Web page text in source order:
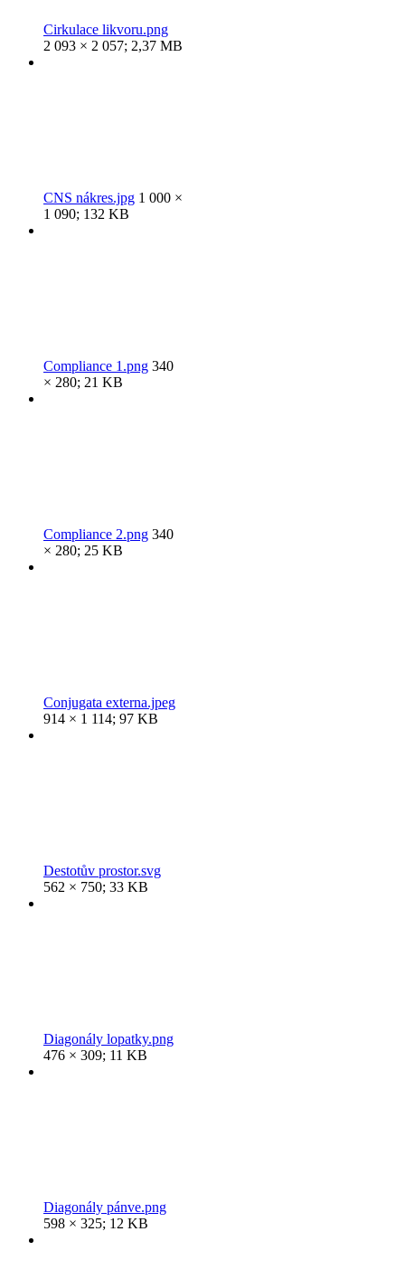
Cirkulace likvoru.png
2 093 × 2 057; 2,37 MB
CNS nákres.jpg 1 000 ×
1 090; 132 KB
Compliance 1.png 340
× 280; 21 KB
Compliance 2.png 340
× 280; 25 KB
Conjugata externa.jpeg
914 × 1 114; 97 KB
Destotův prostor.svg
562 × 750; 33 KB
Diagonály lopatky.png
476 × 309; 11 KB
Diagonály pánve.png
598 × 325; 12 KB